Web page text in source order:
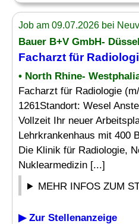
Job am 09.07.2026 bei
Bauer B+V GmbH-
Facharzt für
• North Rhine-
Facharzt für Radiologie
1261Standort: Wesel
Vollzeit Ihr neuer
Lehrkrankenhaus mit 400
Die Klinik für Radiologie,
Nuklearmedizin [...]
MEHR INFOS ZUM
▶ Zur Stellenanzeige